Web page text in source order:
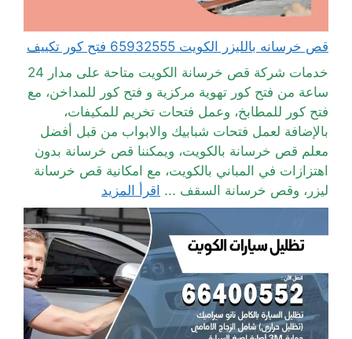
قص خرسانه بالليزر الكويت 65932555 فتح كور تكييف
خدمات شركة قص خرسانة الكويت متاحة على مدار 24
ساعة من فتح كور تهوية مركزية و فتح كور للمداخن، مع
فتح كور للمطابخ، وعمل فتحات تخريم للمكيفات،
بالإضافة لعمل فتحات شبابيك والابواب من قبل أفضل
معلم قص خرسانة بالكويت، ويمكننا قص خرسانة بدون
اهتزازات في المباني بالكويت، مع امكانية قص خرسانة
ليزر، وقص خرسانة السقف ... اقرأ المزيد